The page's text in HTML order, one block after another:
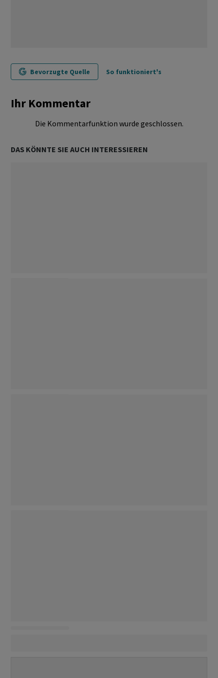
Bevorzugte Quelle So funktioniert's
Ihr Kommentar
Die Kommentarfunktion wurde geschlossen.
DAS KÖNNTE SIE AUCH INTERESSIEREN